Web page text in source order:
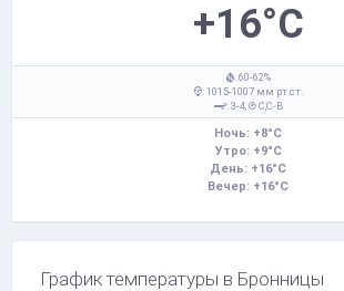
+16°C
: 60-62%
: 1015-1007 мм рт.ст.
: 3-4,
С,С-В
Ночь: +8°C
Утро: +9°C
День: +16°C
Вечер: +16°C
График температуры в Бронницы